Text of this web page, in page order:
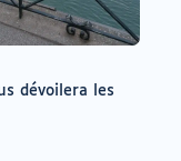
dévoilera les